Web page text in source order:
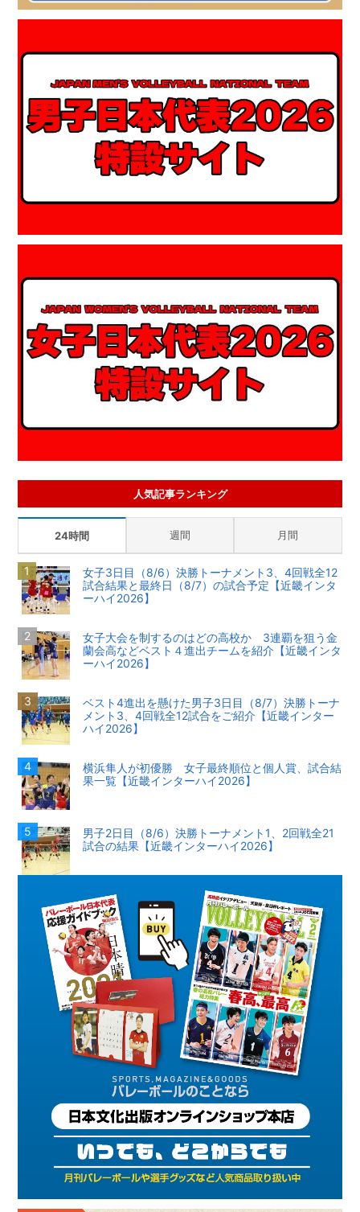
人気記事ランキング
24時間 週間 月間
女子3日目（8/6）決勝トーナメント3、4回戦全12
試合結果と最終日（8/7）の試合予定【近畿インタ
ーハイ2026】
女子大会を制するのはどの高校か 3連覇を狙う金
蘭会高などベスト４進出チームを紹介【近畿インタ
ーハイ2026】
ベスト4進出を懸けた男子3日目（8/7）決勝トーナ
メント3、4回戦全12試合をご紹介【近畿インター
ハイ2026】
横浜隼人が初優勝 女子最終順位と個人賞、試合結
果一覧【近畿インターハイ2026】
男子2日目（8/6）決勝トーナメント1、2回戦全21
試合の結果【近畿インターハイ2026】